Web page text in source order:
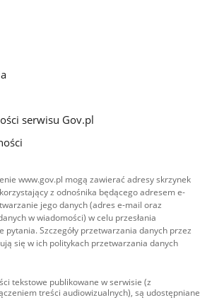
serwisu Gov.pl
www.gov.pl mogą zawierać adresy skrzynek
z odnośnika będącego adresem e-
jego danych (adres e-mail oraz
w wiadomości) w celu przesłania
pytania. Szczegóły przetwarzania danych przez
się w ich politykach przetwarzania danych
tekstowe publikowane w serwisie (z
treści audiowizualnych), są udostępniane